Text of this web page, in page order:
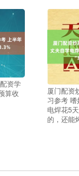
资学
算收
厦门配资
习参考
电焊花5
的，还能